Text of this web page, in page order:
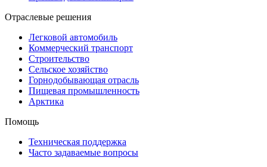
Отраслевые решения
Легковой автомобиль
Коммерческий транспорт
Строительство
Сельское хозяйство
Горнодобывающая отрасль
Пищевая промышленность
Арктика
Помощь
Техническая поддержка
Часто задаваемые вопросы